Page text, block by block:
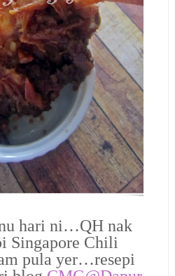
hari ni…QH nak
Singapore Chili
pula yer…resepi